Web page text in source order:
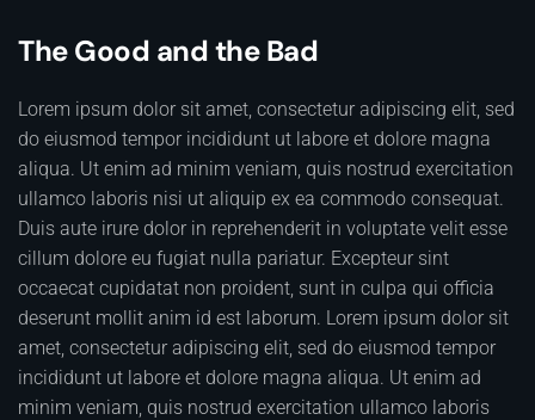
The Good and the Bad
Lorem ipsum dolor sit amet, consectetur adipiscing elit, sed
do eiusmod tempor incididunt ut labore et dolore magna
aliqua. Ut enim ad minim veniam, quis nostrud exercitation
ullamco laboris nisi ut aliquip ex ea commodo consequat.
Duis aute irure dolor in reprehenderit in voluptate velit esse
cillum dolore eu fugiat nulla pariatur. Excepteur sint
occaecat cupidatat non proident, sunt in culpa qui officia
deserunt mollit anim id est laborum. Lorem ipsum dolor sit
amet, consectetur adipiscing elit, sed do eiusmod tempor
incididunt ut labore et dolore magna aliqua. Ut enim ad
minim veniam, quis nostrud exercitation ullamco laboris